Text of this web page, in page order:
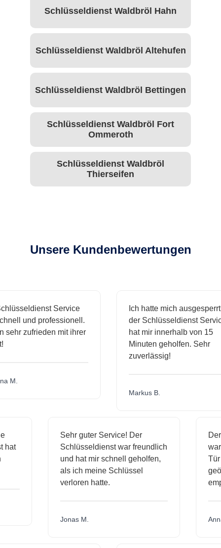
Schlüsseldienst Waldbröl Hahn
Schlüsseldienst Waldbröl Altehufen
Schlüsseldienst Waldbröl Bettingen
Schlüsseldienst Waldbröl Fort
Ommeroth
Schlüsseldienst Waldbröl
Thierseifen
Unsere Kundenbewertungen
Service
und professionell.
zufrieden mit ihrer
Ich hatte mich ausgesperrt
der Schlüsseldienst Service
hat mir innerhalb von 15
Minuten geholfen. Sehr
zuverlässig!
Markus B.
hat
Sehr guter Service! Der
Schlüsseldienst war freundlich
und hat mir schnell geholfen,
als ich meine Schlüssel
verloren hatte.
Jonas M.